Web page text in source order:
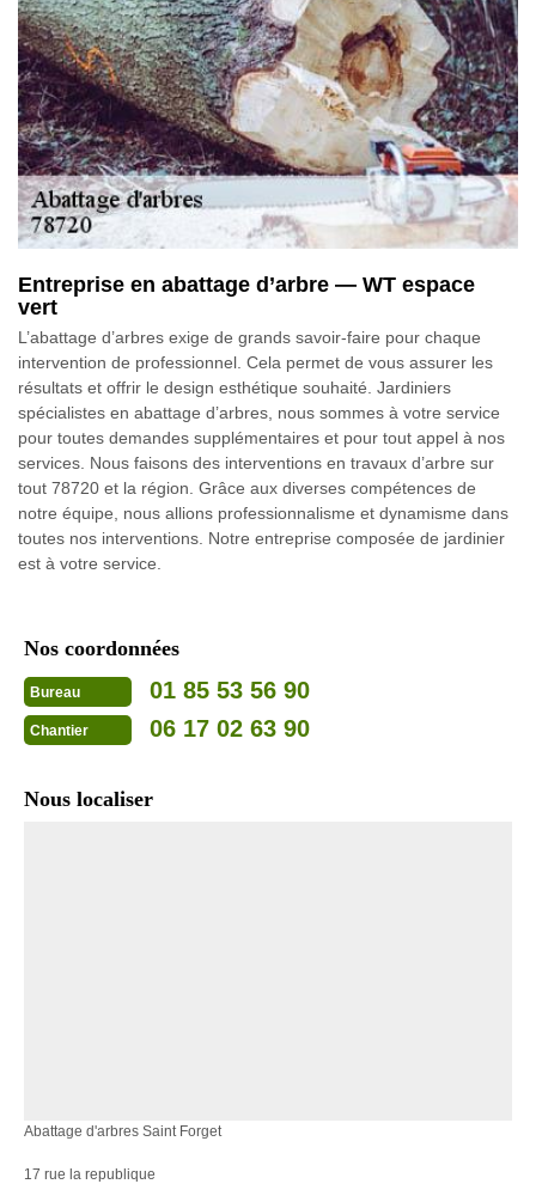
Entreprise en abattage d’arbre — WT espace
vert
L’abattage d’arbres exige de grands savoir-faire pour chaque
intervention de professionnel. Cela permet de vous assurer les
résultats et offrir le design esthétique souhaité. Jardiniers
spécialistes en abattage d’arbres, nous sommes à votre service
pour toutes demandes supplémentaires et pour tout appel à nos
services. Nous faisons des interventions en travaux d’arbre sur
tout 78720 et la région. Grâce aux diverses compétences de
notre équipe, nous allions professionnalisme et dynamisme dans
toutes nos interventions. Notre entreprise composée de jardinier
est à votre service.
Nos coordonnées
Bureau 01 85 53 56 90
Chantier 06 17 02 63 90
Nous localiser
Abattage d'arbres Saint Forget
17 rue la republique